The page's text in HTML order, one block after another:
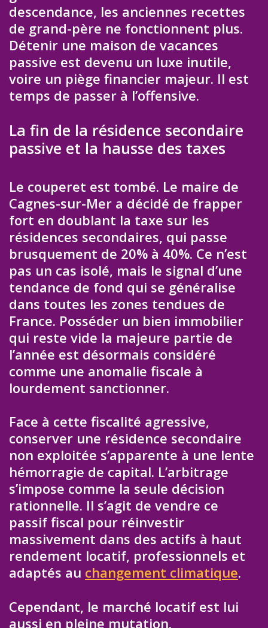
descendance, les anciennes recettes
de grand-père ne fonctionnent plus.
Détenir une maison de vacances
passive est devenu un luxe inutile,
voire un piège financier majeur. Il est
temps de passer à l’offensive.
La fin de la résidence secondaire
passive et la hausse des taxes
Le couperet est tombé. Le maire de
Cagnes-sur-Mer a décidé de frapper
fort en doublant la taxe sur les
résidences secondaires, qui passe
brusquement de 20% à 40%. Ce n’est
pas un cas isolé, mais le signal d’une
tendance de fond qui se généralise
dans toutes les zones tendues de
France. Posséder un bien immobilier
qui reste vide la majeure partie de
l’année est désormais considéré
comme une anomalie fiscale à
lourdement sanctionner.
Face à cette fiscalité agressive,
conserver une résidence secondaire
non exploitée s’apparente à une lente
hémorragie de capital. L’arbitrage
s’impose comme la seule décision
rationnelle. Il s’agit de vendre ce
passif fiscal pour réinvestir
massivement dans des actifs à haut
rendement locatif, professionnels et
adaptés au changement climatique.
Cependant, le marché locatif est lui
aussi en pleine mutation.